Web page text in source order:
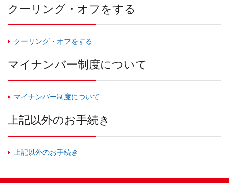
クーリング・オフをする
クーリング・オフをする
マイナンバー制度について
マイナンバー制度について
上記以外のお手続き
上記以外のお手続き